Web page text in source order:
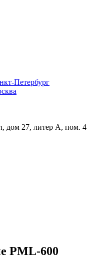
Петербург
дом 27, литер А, пом. 4
PML-600